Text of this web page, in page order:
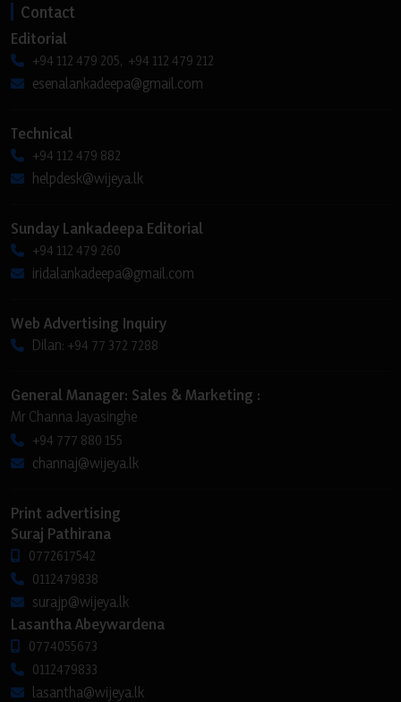
Contact
Editorial
+94 112 479 205, +94 112 479 212
esenalankadeepa@gmail.com
Technical
+94 112 479 882
helpdesk@wijeya.lk
Sunday Lankadeepa Editorial
+94 112 479 260
iridalankadeepa@gmail.com
Web Advertising Inquiry
Dilan: +94 77 372 7288
General Manager: Sales & Marketing :
Mr Channa Jayasinghe
+94 777 880 155
channaj@wijeya.lk
Print advertising
Suraj Pathirana
0772617542
0112479838
surajp@wijeya.lk
Lasantha Abeywardena
0774055673
0112479833
lasantha@wijeya.lk